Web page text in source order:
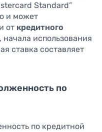
Standard”
и может
от кредитного
начала использования
ставка составляет
по
по кредитной